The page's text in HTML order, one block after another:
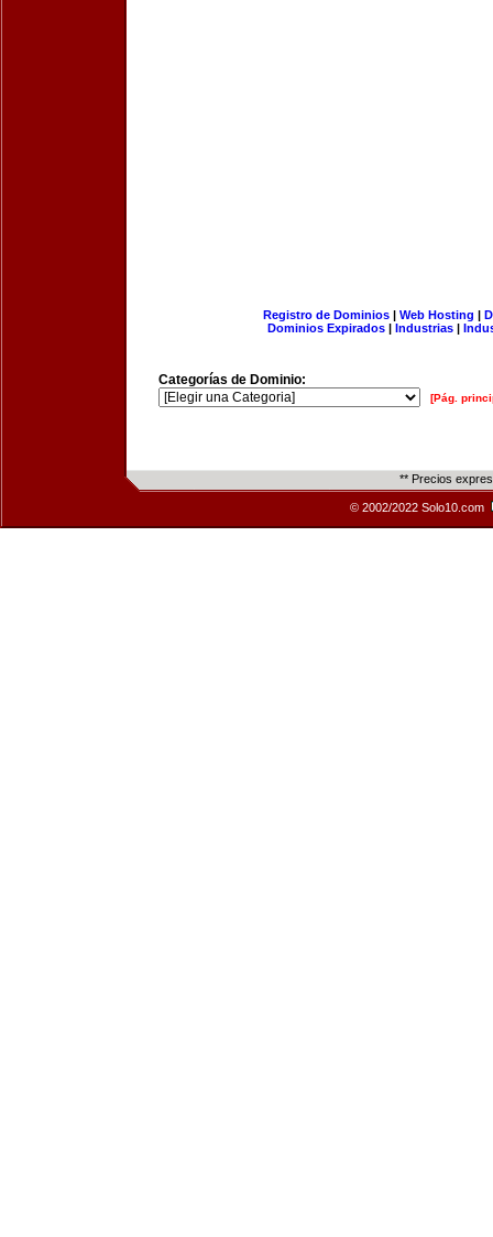
Registro de Dominios| Web Hosting |
Dominios Expirados | Industrias |
Categorías de Dominio:
[Pág.
** Precios
© 2002/2022 Solo10.com